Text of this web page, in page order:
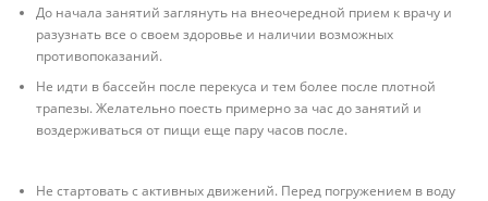
До начала занятий заглянуть на внеочередной прием к врачу и
разузнать все о своем здоровье и наличии возможных
противопоказаний.
Не идти в бассейн после перекуса и тем более после плотной
трапезы. Желательно поесть примерно за час до занятий и
воздерживаться от пищи еще пару часов после.
Не стартовать с активных движений. Перед погружением в воду